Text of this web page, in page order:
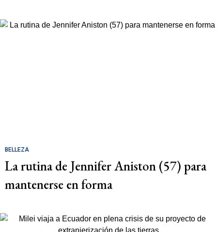
BELLEZA
La rutina de Jennifer Aniston (57) para
mantenerse en forma